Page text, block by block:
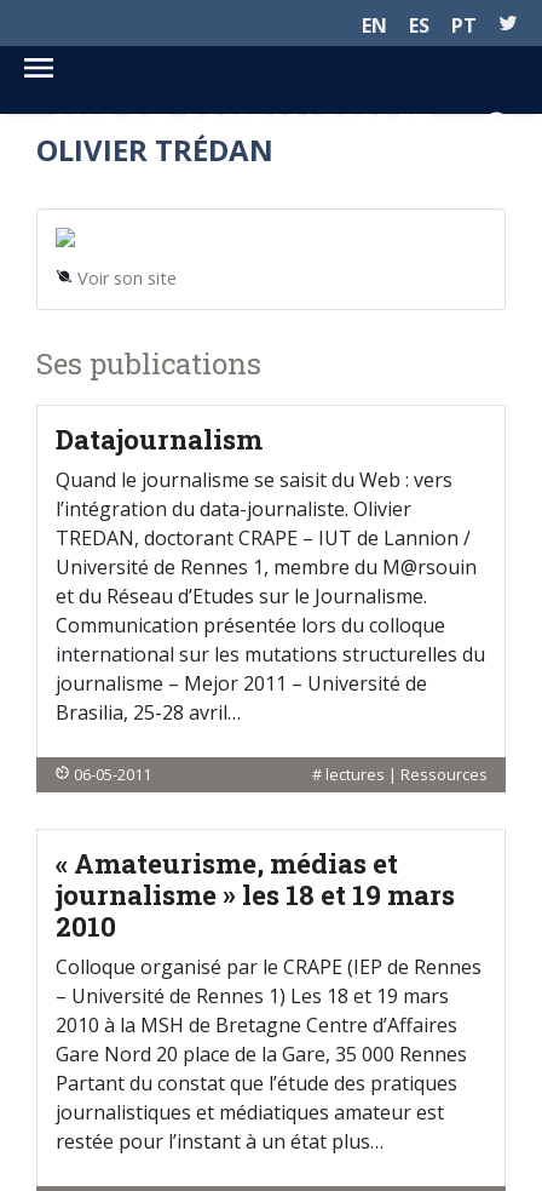
EN ES PT
SUR LE JOURNALISME...
OLIVIER TRÉDAN
Voir son site
Ses publications
Datajournalism
Quand le journalisme se saisit du Web : vers
l’intégration du data-journaliste. Olivier
TREDAN, doctorant CRAPE – IUT de Lannion /
Université de Rennes 1, membre du M@rsouin
et du Réseau d’Etudes sur le Journalisme.
Communication présentée lors du colloque
international sur les mutations structurelles du
journalisme – Mejor 2011 – Université de
Brasilia, 25-28 avril…
06-05-2011 # lectures | Ressources
« Amateurisme, médias et
journalisme » les 18 et 19 mars
2010
Colloque organisé par le CRAPE (IEP de Rennes
– Université de Rennes 1) Les 18 et 19 mars
2010 à la MSH de Bretagne Centre d’Affaires
Gare Nord 20 place de la Gare, 35 000 Rennes
Partant du constat que l’étude des pratiques
journalistiques et médiatiques amateur est
restée pour l’instant à un état plus…